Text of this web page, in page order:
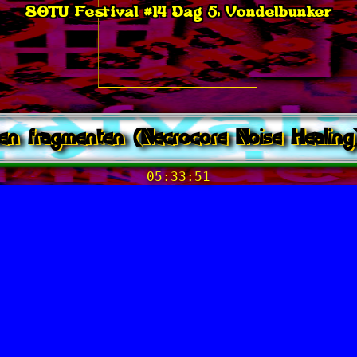
SOTU Festival #14 Dag 5: Vondelbunker
05:33:51
fragmenten (Necrocore Noise